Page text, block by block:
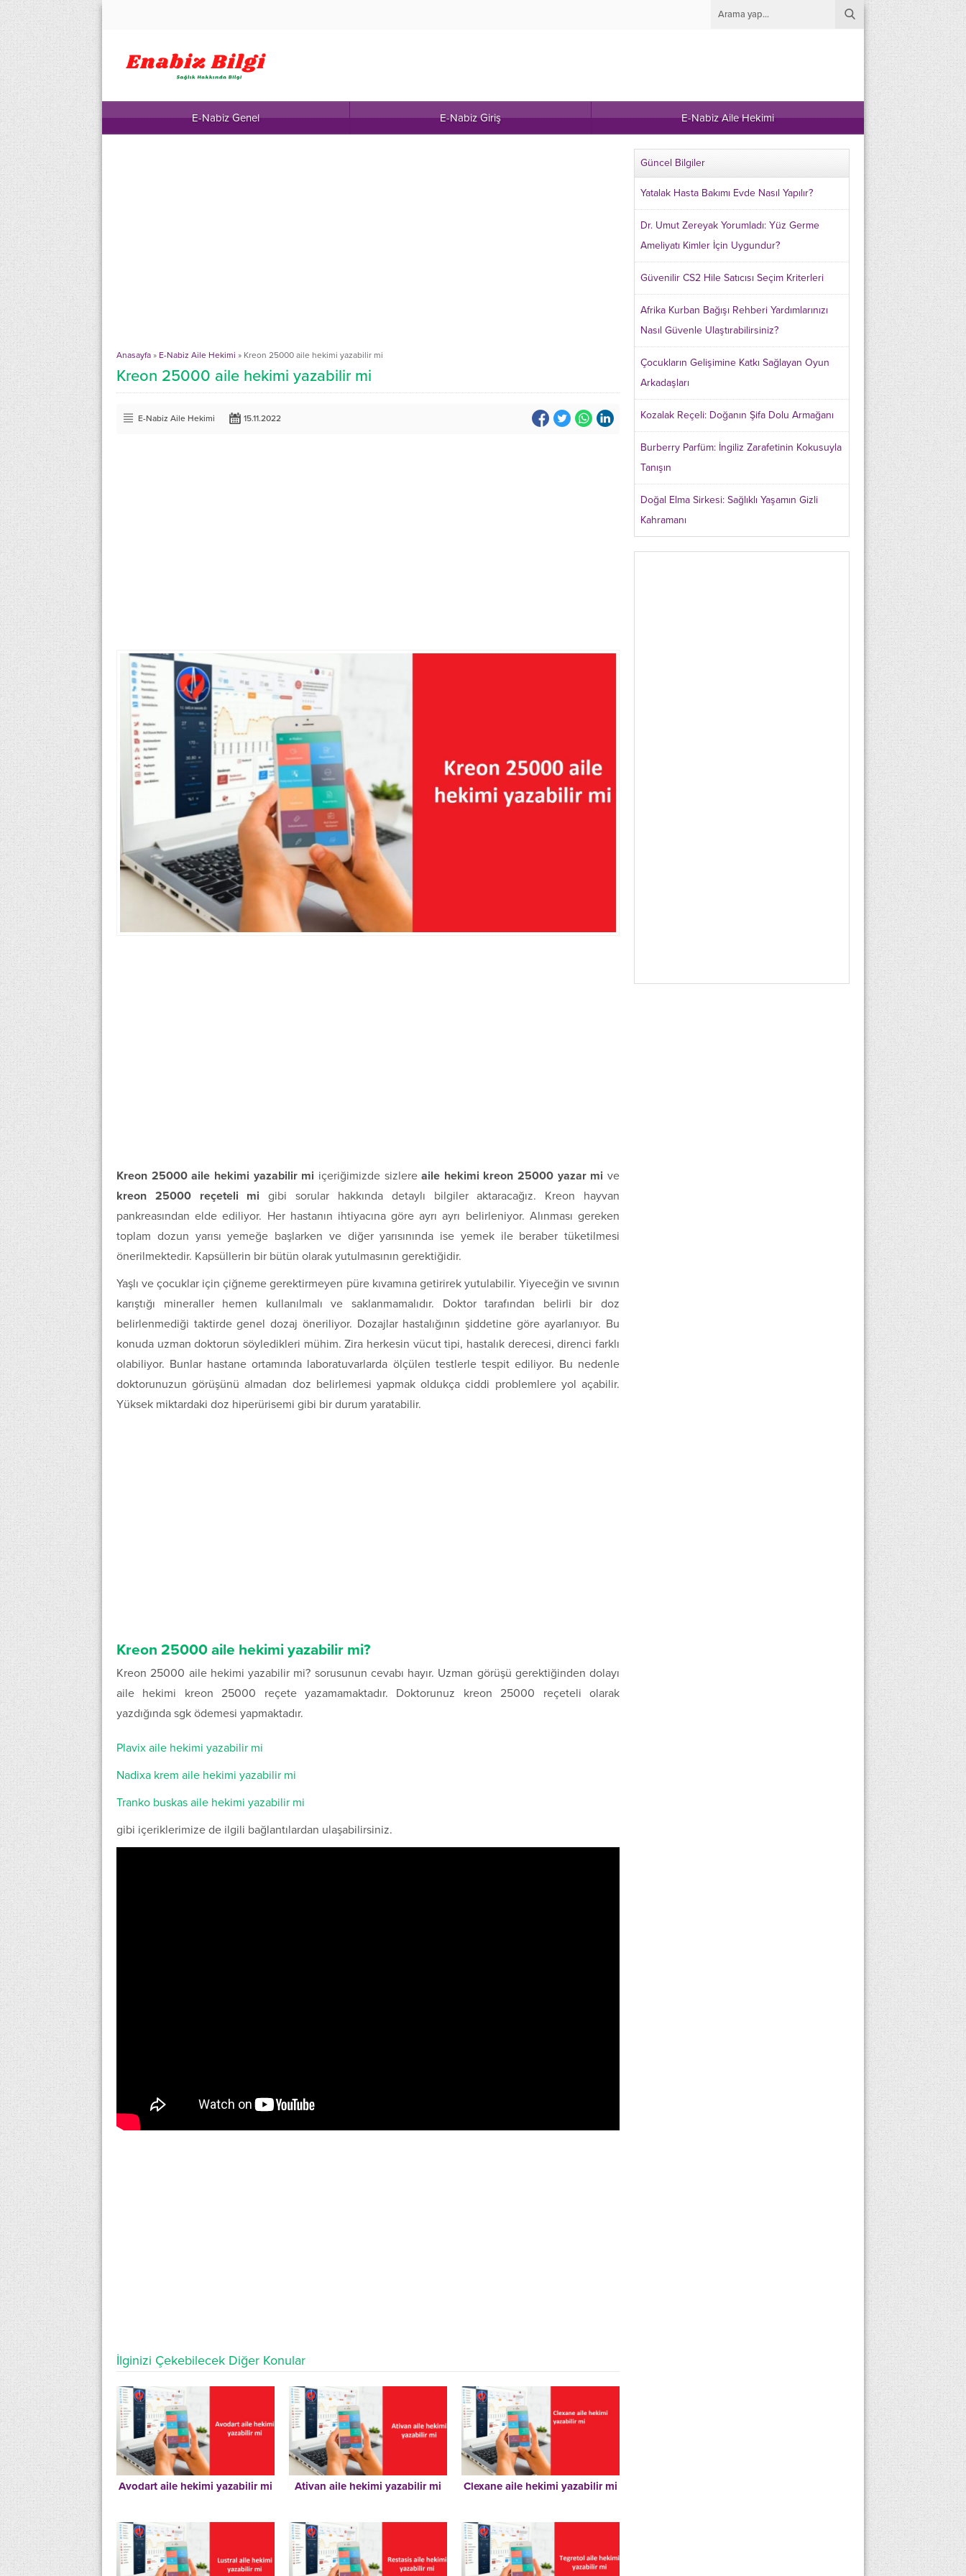
E-Nabiz Genel E-Nabiz Giriş E-Nabiz Aile Hekimi
Anasayfa » E-Nabiz Aile Hekimi » Kreon 25000 aile hekimi yazabilir mi
Kreon 25000 aile hekimi yazabilir mi
E-Nabiz Aile Hekimi 15.11.2022
Kreon 25000 aile hekimi yazabilir mi içeriğimizde sizlereaile hekimi kreon 25000 yazar mi ve
kreon 25000 reçeteli mi gibi sorular hakkında detaylı bilgiler aktaracağız. Kreon hayvan
pankreasından elde ediliyor. Her hastanın ihtiyacına göre ayrı ayrı belirleniyor. Alınması gereken
toplam dozun yarısı yemeğe başlarken ve diğer yarısınında ise yemek ile beraber tüketilmesi
önerilmektedir. Kapsüllerin bir bütün olarak yutulmasının gerektiğidir.
Yaşlı ve çocuklar için çiğneme gerektirmeyen püre kıvamına getirirek yutulabilir. Yiyeceğin ve sıvının
karıştığı mineraller hemen kullanılmalı ve saklanmamalıdır. Doktor tarafından belirli bir doz
belirlenmediği taktirde genel dozaj öneriliyor. Dozajlar hastalığının şiddetine göre ayarlanıyor. Bu
konuda uzman doktorun söyledikleri mühim. Zira herkesin vücut tipi, hastalık derecesi, direnci farklı
olabiliyor. Bunlar hastane ortamında laboratuvarlarda ölçülen testlerle tespit ediliyor. Bu nedenle
doktorunuzun görüşünü almadan doz belirlemesi yapmak oldukça ciddi problemlere yol açabilir.
Yüksek miktardaki doz hiperürisemi gibi bir durum yaratabilir.
Kreon 25000 aile hekimi yazabilir mi?
Kreon 25000 aile hekimi yazabilir mi? sorusunun cevabı hayır. Uzman görüşü gerektiğinden dolayı
aile hekimi kreon 25000 reçete yazamamaktadır. Doktorunuz kreon 25000 reçeteli olarak
yazdığında sgk ödemesi yapmaktadır.
Plavix aile hekimi yazabilir mi
Nadixa krem aile hekimi yazabilir mi
Tranko buskas aile hekimi yazabilir mi
gibi içeriklerimize de ilgili bağlantılardan ulaşabilirsiniz.
İlginizi Çekebilecek Diğer Konular
Avodart aile hekimi yazabilir mi Ativan aile hekimi yazabilir mi Clexane aile hekimi yazabilir mi
Güncel Bilgiler
Yatalak Hasta Bakımı Evde Nasıl Yapılır?
Dr. Umut Zereyak Yorumladı: Yüz Germe
Ameliyatı Kimler İçin Uygundur?
Güvenilir CS2 Hile Satıcısı Seçim Kriterleri
Afrika Kurban Bağışı Rehberi Yardımlarınızı
Nasıl Güvenle Ulaştırabilirsiniz?
Çocukların Gelişimine Katkı Sağlayan Oyun
Arkadaşları
Kozalak Reçeli: Doğanın Şifa Dolu Armağanı
Burberry Parfüm: İngiliz Zarafetinin Kokusuyla
Tanışın
Doğal Elma Sirkesi: Sağlıklı Yaşamın Gizli
Kahramanı